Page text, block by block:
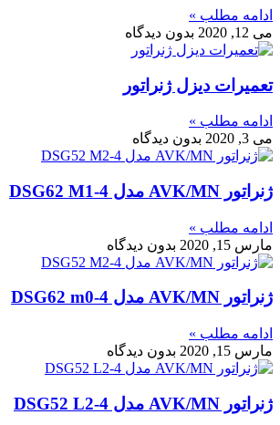
ادامه مطلب »
می 12, 2020
بدون دیدگاه
تعمیرات دیزل ژنراتور
ادامه مطلب »
می 3, 2020
بدون دیدگاه
ژنراتور AVK/MN مدل DSG62 M1-4
ادامه مطلب »
مارس 15, 2020
بدون دیدگاه
ژنراتور AVK/MN مدل DSG62 m0-4
ادامه مطلب »
مارس 15, 2020
بدون دیدگاه
ژنراتور AVK/MN مدل DSG52 L2-4